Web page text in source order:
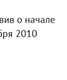
о начале
2010